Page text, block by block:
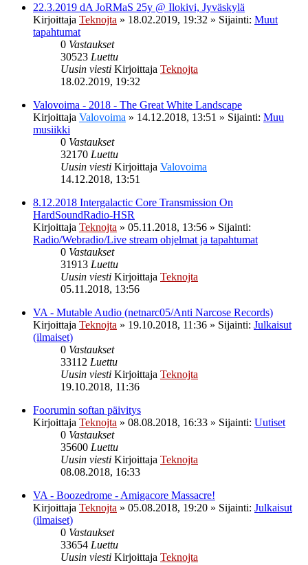
22.3.2019 dA JoRMaS 25y @ Ilokivi, Jyväskylä
Kirjoittaja Teknojta » 18.02.2019, 19:32 » Sijainti: Muut
tapahtumat
0 Vastaukset
30523 Luettu
Uusin viesti Kirjoittaja Teknojta
18.02.2019, 19:32
Valovoima - 2018 - The Great White Landscape
Kirjoittaja Valovoima » 14.12.2018, 13:51 » Sijainti: Muu
musiikki
0 Vastaukset
32170 Luettu
Uusin viesti Kirjoittaja Valovoima
14.12.2018, 13:51
8.12.2018 Intergalactic Core Transmission On
HardSoundRadio-HSR
Kirjoittaja Teknojta » 05.11.2018, 13:56 » Sijainti:
Radio/Webradio/Live stream ohjelmat ja tapahtumat
0 Vastaukset
31913 Luettu
Uusin viesti Kirjoittaja Teknojta
05.11.2018, 13:56
VA - Mutable Audio (netnarc05/Anti Narcose Records)
Kirjoittaja Teknojta » 19.10.2018, 11:36 » Sijainti: Julkaisut
(ilmaiset)
0 Vastaukset
33112 Luettu
Uusin viesti Kirjoittaja Teknojta
19.10.2018, 11:36
Foorumin softan päivitys
Kirjoittaja Teknojta » 08.08.2018, 16:33 » Sijainti: Uutiset
0 Vastaukset
35600 Luettu
Uusin viesti Kirjoittaja Teknojta
08.08.2018, 16:33
VA - Boozedrome - Amigacore Massacre!
Kirjoittaja Teknojta » 05.08.2018, 19:20 » Sijainti: Julkaisut
(ilmaiset)
0 Vastaukset
33654 Luettu
Uusin viesti Kirjoittaja Teknojta